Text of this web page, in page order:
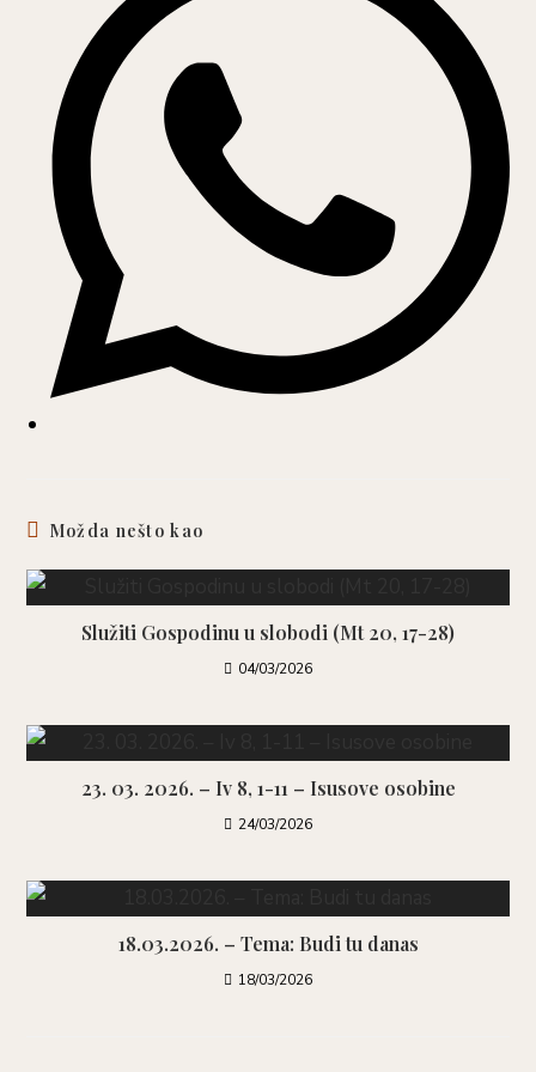
window
Možda nešto kao
Služiti Gospodinu u slobodi (Mt 20, 17-28)
04/03/2026
23. 03. 2026. – Iv 8, 1-11 – Isusove osobine
24/03/2026
18.03.2026. – Tema: Budi tu danas
18/03/2026